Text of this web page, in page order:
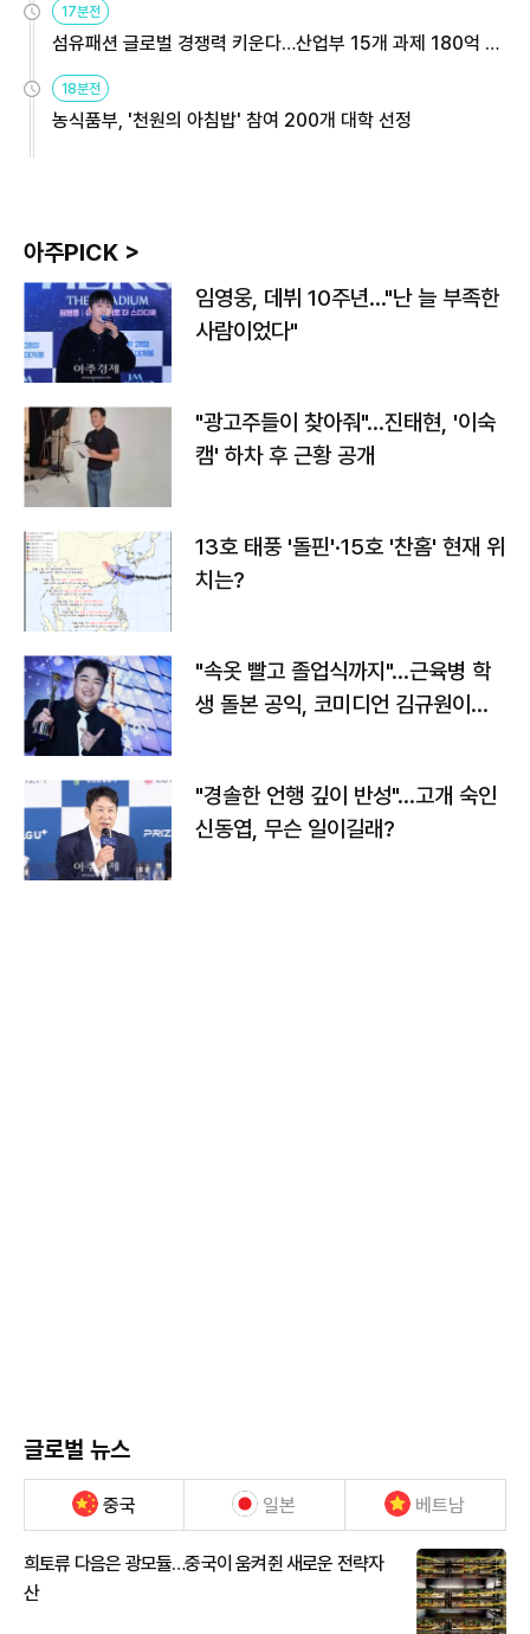
17분전
섬유패션 글로벌 경쟁력 키운다…산업부 15개 과제 180억 지
원
18분전
농식품부, '천원의 아침밥' 참여 200개 대학 선정
아주PICK >
임영웅, 데뷔 10주년…"난 늘 부족한
사람이었다"
"광고주들이 찾아줘"…진태현, '이숙
캠' 하차 후 근황 공개
13호 태풍 '돌핀'·15호 '찬홈' 현재 위
치는?
"속옷 빨고 졸업식까지"…근육병 학
생 돌본 공익, 코미디언 김규원이었
"경솔한 언행 깊이 반성"…고개 숙인
신동엽, 무슨 일이길래?
글로벌 뉴스
중국 일본 베트남
희토류 다음은 광모듈…중국이 움켜쥔 새로운 전략자
산